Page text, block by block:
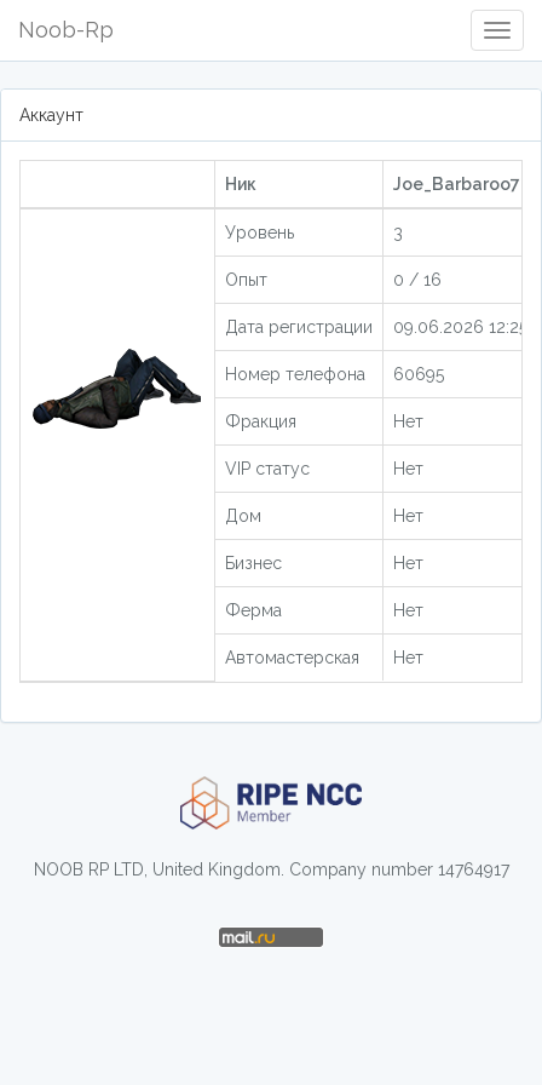
Noob-Rp
Аккаунт
Ник Joe_Barbaroo78
Уровень 3
Опыт 0 / 16
Дата регистрации 09.06.2026
Номер телефона 60695
Фракция Нет
VIP статус Нет
Дом Нет
Бизнес Нет
Ферма Нет
Автомастерская Нет
NOOB RP LTD, United Kingdom. Company number 14764917